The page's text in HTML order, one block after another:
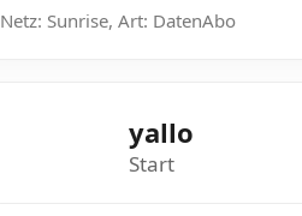
Netz: Sunrise, Art: DatenAbo
yallo
Start